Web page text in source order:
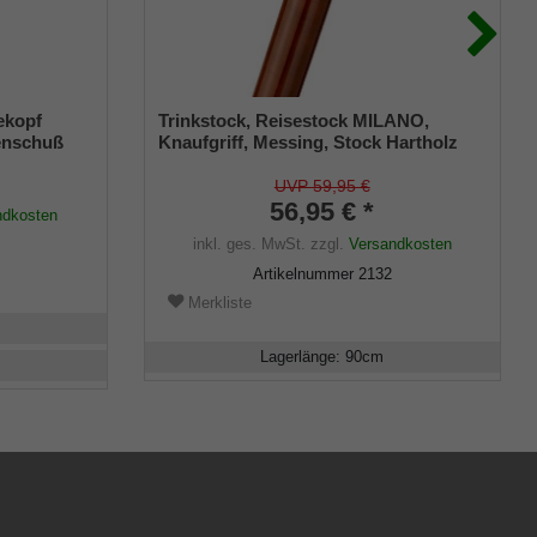
Trinkstock, Reisestock MILANO,
Knaufgriff, Messing, Stock Hartholz
Geheimfach, Damen, Herren,
UVP 59,95 €
56,95 € *
inkl. ges. MwSt. zzgl. Versandkosten
Artikelnummer 2132
Merkliste
Lagerlänge:90cm